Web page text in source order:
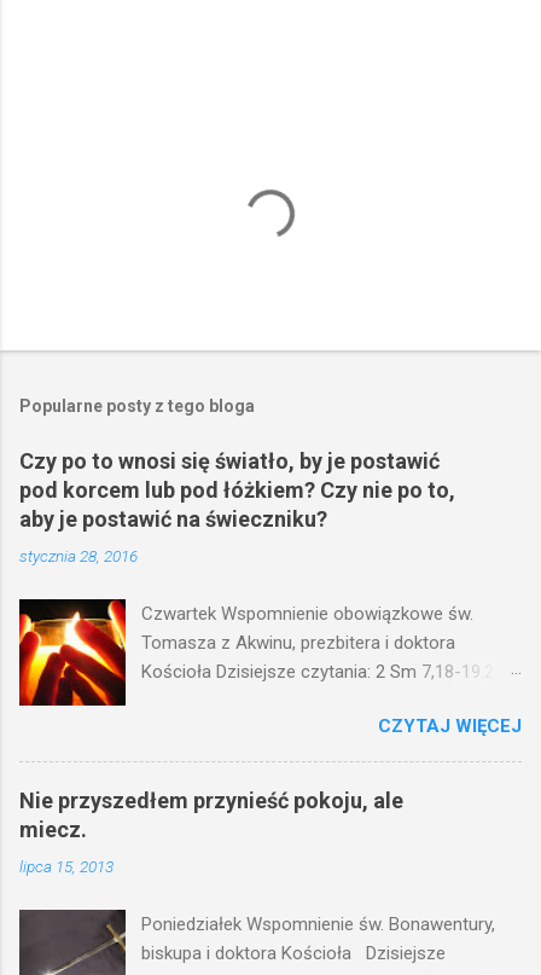
Popularne posty z tego bloga
Czy po to wnosi się światło, by je postawić
pod korcem lub pod łóżkiem? Czy nie po to,
aby je postawić na świeczniku?
stycznia 28, 2016
Czwartek Wspomnienie obowiązkowe św.
Tomasza z Akwinu, prezbitera i doktora
Kościoła Dzisiejsze czytania: 2 Sm 7,18-19.24-
(Mk 4,21-25) Jezus mówił ludowi: Czy po to
wnosi się światło, by je postawić pod korcem
lub pod łóżkiem? Czy nie po to, aby je postawić
na świeczniku? Nie ma bowiem nic ukrytego, co
wy mierzycie, odmierzą wam i jeszcze wam
dołożą. Bo kto ma, temu będzie dane; a kto nie
CZYTAJ WIĘCEJ
Nie przyszedłem przynieść pokoju, ale
miecz.
lipca 15, 2013
Poniedziałek Wspomnienie św. Bonawentury,
biskupa i doktora Kościoła Dzisiejsze